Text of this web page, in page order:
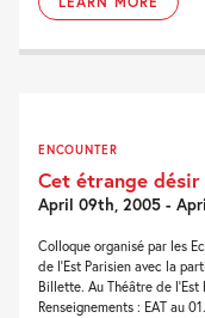
ENCOUNTER
Cet étrange
April 09th, 2005 -
Colloque organisé par les
de l'Est Parisien avec la
Billette. Au Théâtre de l'Est
Renseignements : EAT au